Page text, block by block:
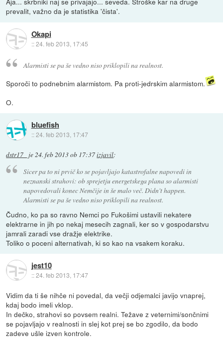
prevalit, važno da je statistika 'čista'.
Okapi
::24. feb 2013, 17:45
Alarmisti se pa še vedno niso priklopili na realnost.
Sporoči to podnebnim alarmistom. Pa proti-jedrskim alarmistom.
O.
bluefish
::24. feb 2013, 17:47
dstr17_ je24. feb 2013 ob 17:37izjavil:
Sicer pa to ni prvič ko se pojavljajo katastrofalne napovedi in
neznanski strahovi: ob sprejetju energetskega plana so alarmisti
napovedovali konec Nemčije in še malo več. Didn't happen.
Alarmisti se pa še vedno niso priklopili na realnost.
Čudno, ko pa so ravno Nemci po Fukošimi ustavili nekatere
elektrarne in jih po nekaj mesecih zagnali, ker so v gospodarstvu
jamrali zaradi vse dražje elektrike.
Toliko o poceni alternativah, ki so kao na vsakem koraku.
jest10
::24. feb 2013, 17:47
Vidim da ti še nihče ni povedal, da večji odjemalci javijo vnaprej,
kdaj bodo imeli vklop.
In dečko, strahovi so povsem realni. Težave z veternimi/sončnimi
se pojavljajo v realnosti in slej kot prej se bo zgodilo, da bodo
zadeve ušle izven kontrole.